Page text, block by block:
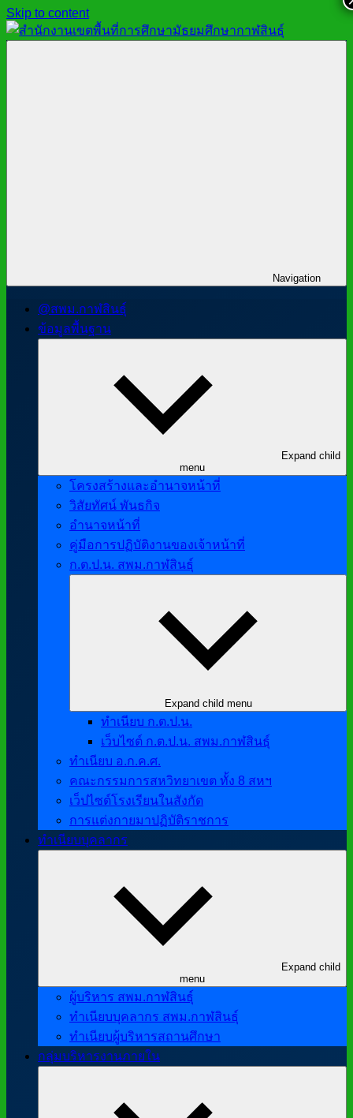
Skip to content
Navigation
@สพม.กาฬสินธุ์
ข้อมูลพื้นฐาน
Expand child
menu
โครงสร้างและอำนาจหน้าที่
วิสัยทัศน์ พันธกิจ
อำนาจหน้าที่
คู่มือการปฏิบัติงานของเจ้าหน้าที่
ก.ต.ป.น. สพม.กาฬสินธุ์
Expand child menu
ทำเนียบ ก.ต.ป.น.
เว็บไซต์ ก.ต.ป.น. สพม.กาฬสินธุ์
ทำเนียบ อ.ก.ค.ศ.
คณะกรรมการสหวิทยาเขต ทั้ง 8 สหฯ
เว็ปไซต์โรงเรียนในสังกัด
การแต่งกายมาปฏิบัติราชการ
ทำเนียบบุคลากร
Expand child
menu
ผู้บริหาร สพม.กาฬสินธุ์
ทำเนียบบุคลากร สพม.กาฬสินธุ์
ทำเนียบผู้บริหารสถานศึกษา
กลุ่มบริหารงานภายใน